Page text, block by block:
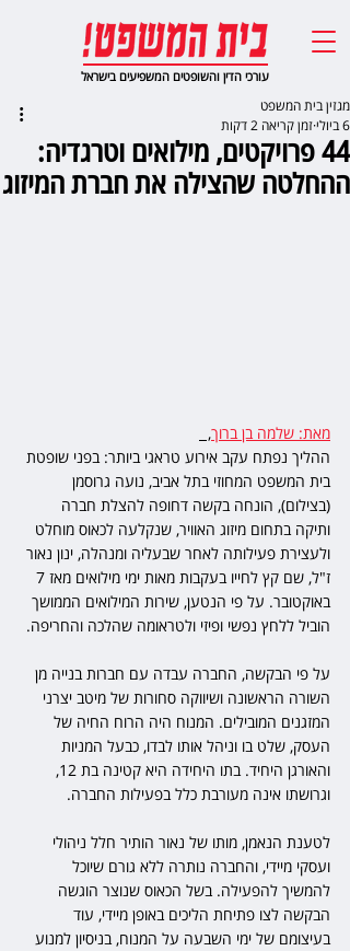
עורכי הדין והשופטים המשפיעים בישראל
44 פרויקטים, מילואים וטרגדיה:
ההחלטה שהצילה את חברת המיזוג
מגזין בית המשפט
6 ביולי
זמן קריאה 2 דקות
מאת: שלמה בן ברוך,
ההליך נפתח עקב אירוע טראגי ביותר: בפני שופטת
בית המשפט המחוזי בתל אביב, נועה גרוסמן
(בצילום), הונחה בקשה דחופה להצלת חברה
ותיקה בתחום מיזוג האוויר, שנקלעה לכאוס מוחלט
ולעצירת פעילותה לאחר שבעליה ומנהלה, ינון נאור
באוקטובר. על פי הנטען, שירות המילואים הממושך
הוביל ללחץ נפשי ופיזי ולטראומה שהלכה והחריפה.
על פי הבקשה, החברה עבדה עם חברות בנייה מן
השורה הראשונה ושיווקה סחורות של מיטב יצרני
המזגנים המובילים. המנוח היה הרוח החיה של
העסק, שלט בו וניהל אותו לבדו, כבעל המניות
והאורגן היחיד. בתו היחידה היא קטינה בת 12,
וגרושתו אינה מעורבת כלל בפעילות החברה.
לטענת הנאמן, מותו של נאור הותיר חלל ניהולי
ועסקי מיידי, והחברה נותרה ללא גורם שיוכל
להמשיך להפעילה. בשל הכאוס שנוצר הוגשה
הבקשה לצו פתיחת הליכים באופן מיידי, עוד
בעיצומם של ימי השבעה על המנוח, בניסיון למנוע